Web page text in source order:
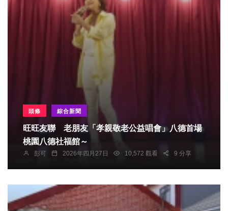
頭條 綜合新聞
旺旺友聯 老朋友「孝親敬老公益唱會」八德首場
桃園八德社福館～
彭可 2026年四月27日 10,572 觀看 9 分享